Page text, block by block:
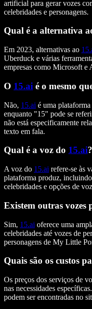
artificial para gerar vozes
celebridades e personagens.
Qual é a alternativa
Em 2023, alternativas ao
Uberduck e várias
empresas como Microsoft e
O 15.ai é o mesmo
Não, 15.ai é uma
enquanto "15" pode se
não está especificamente
texto em fala.
Qual é a voz do 15.ai?
A voz do 15.ai refere-se às
plataforma produz,
celebridades e opções de
Existem outras vozes
Sim, 15.ai oferece uma
celebridades até vozes de
personagens de My Little
Quais são os custos
Os preços dos serviços de
nas necessidades
podem ser encontradas no